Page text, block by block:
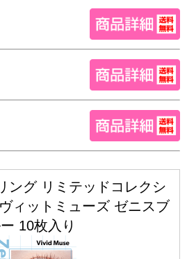
ング リミテッドコレクシ
ィットミューズ ゼニスブ
10枚入り